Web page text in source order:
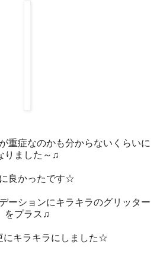
重症なのかも分からないくらいに
りました～♫
良かったです☆
ーションにキラキラのグリッター
をプラス♫
にキラキラにしました☆